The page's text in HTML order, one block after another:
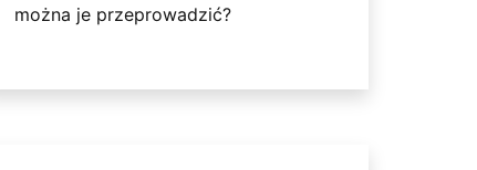
można je przeprowadzić?